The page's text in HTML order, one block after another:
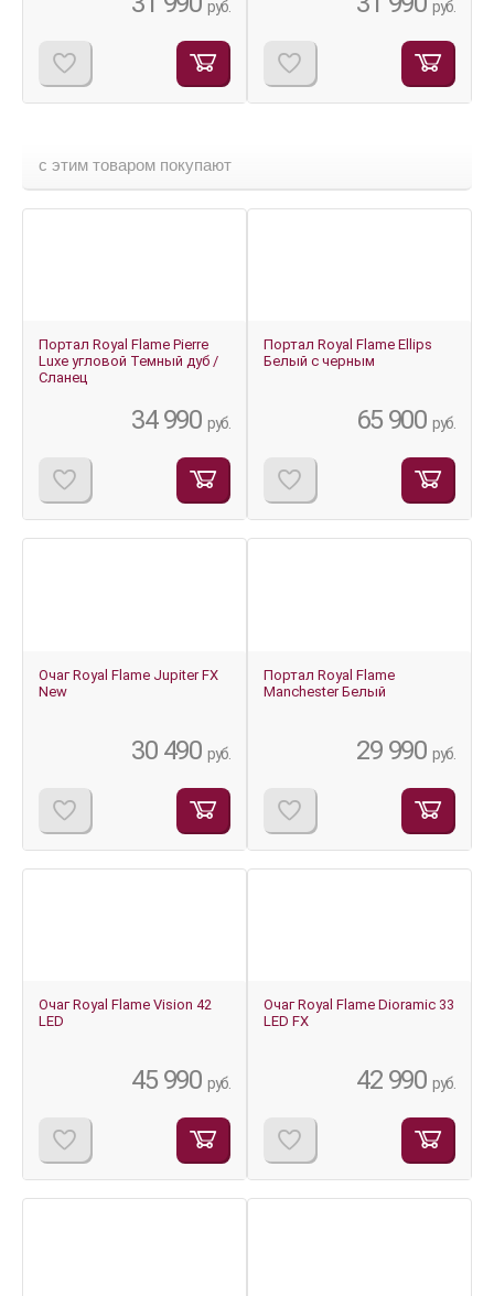
руб. руб.
с этим товаром покупают
Портал Royal Flame Pierre
Luxe угловой Темный дуб /
Сланец
34 990 руб.
Портал Royal Flame Ellips
Белый с черным
65 900 руб.
Очаг Royal Flame Jupiter FX
New
30 490 руб.
Портал Royal Flame
Manchester Белый
29 990 руб.
Очаг Royal Flame Vision 42
LED
45 990 руб.
Очаг Royal Flame Dioramic 33
LED FX
42 990 руб.